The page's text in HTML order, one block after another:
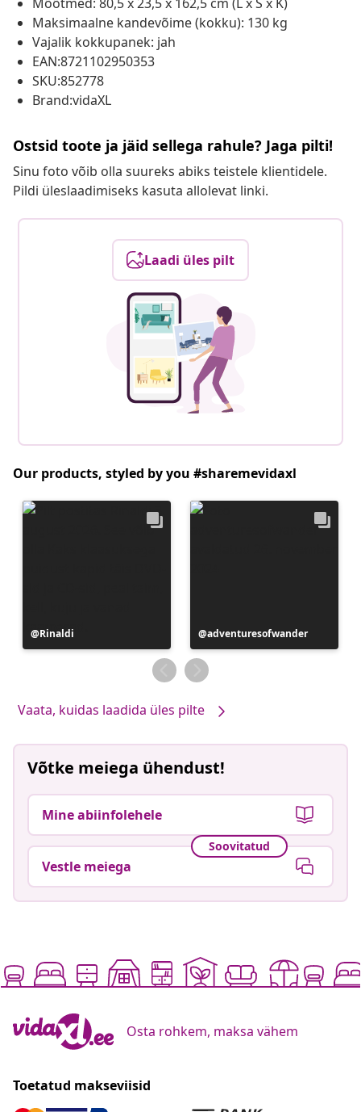
Maksimaalne kandevõime (kokku): 130 kg
Vajalik kokkupanek: jah
EAN:8721102950353
SKU:852778
Brand:vidaXL
Ostsid toote ja jäid sellega rahule? Jaga pilti!
Sinu foto võib olla suureks abiks teistele klientidele.
Pildi üleslaadimiseks kasuta allolevat linki.
Laadi üles pilt
Our products, styled by you #sharemevidaxl
Postitus
avaldatud
Rinaldi
Postitus
avaldatud
adventuresofwander
Vaata, kuidas laadida üles pilte
Võtke meiega ühendust!
Mine abiinfolehele
Soovitatud
Vestle meiega
Osta rohkem, maksa vähem
Toetatud makseviisid